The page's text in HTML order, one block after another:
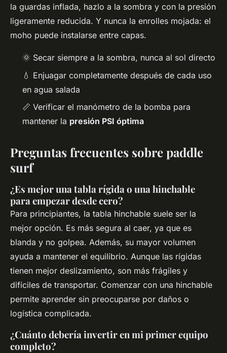
la guardas inflada, hazlo a la sombra y con la presión
ligeramente reducida. Y nunca la enrolles mojada: el
moho puede instalarse entre capas.
🌞 Secar siempre a la sombra, nunca al sol directo
💧 Enjuagar completamente después de cada uso
en agua salada
📏 Verificar el manómetro de la bomba para
mantener la presión PSI óptima
Preguntas frecuentes sobre paddle
surf
¿Es mejor una tabla rígida o una hinchable
para empezar desde cero?
Para principiantes, la tabla hinchable suele ser la
mejor opción. Es más segura al caer, ya que es
blanda y no golpea. Además, su mayor volumen
ayuda a mantener el equilibrio. Aunque las rígidas
tienen mejor deslizamiento, son más frágiles y
difíciles de transportar. Comenzar con una hinchable
permite aprender sin preocuparse por daños o
logística complicada.
¿Cuánto debería invertir en mi primer equipo
completo?